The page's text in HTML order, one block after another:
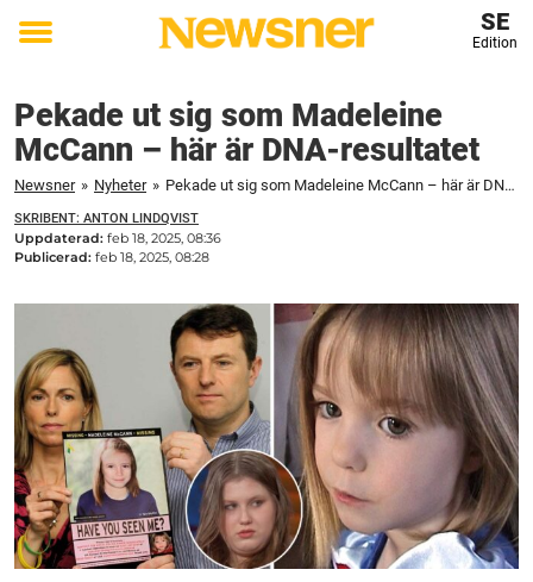
Toggle
SE
Edition
Pekade ut sig som Madeleine
McCann – här är DNA-resultatet
Newsner » Nyheter » Pekade ut sig som Madeleine McCann – här är DNA-resultatet
SKRIBENT: ANTON LINDQVIST
Uppdaterad: feb 18, 2025, 08:36
Publicerad: feb 18, 2025, 08:28